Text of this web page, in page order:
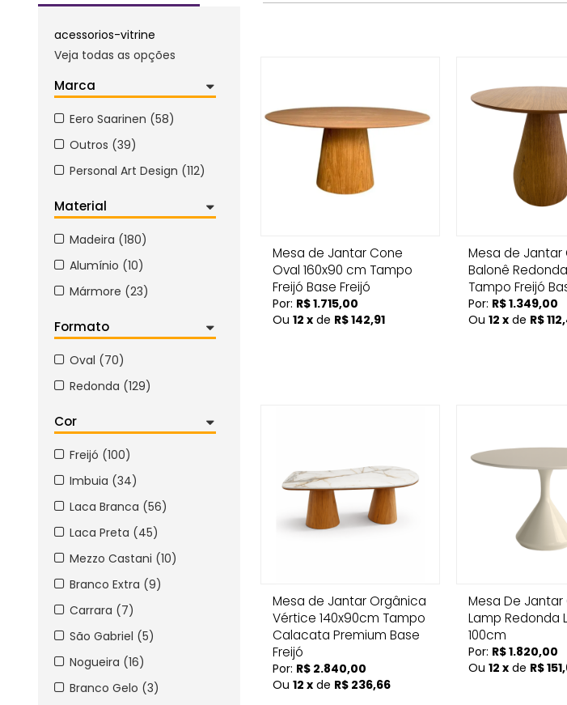
acessorios-vitrine
Veja todas as opções
Marca
Eero Saarinen (58)
Outros (39)
Personal Art Design (112)
Material
Madeira (180)
Alumínio (10)
Mármore (23)
Formato
Oval (70)
Redonda (129)
Cor
Freijó (100)
Imbuia (34)
Laca Branca (56)
Laca Preta (45)
Mezzo Castani (10)
Branco Extra (9)
Carrara (7)
São Gabriel (5)
Nogueira (16)
Branco Gelo (3)
Mesa de Jantar Cone
Oval 160x90 cm Tampo
Freijó Base Freijó
Por: R$ 1.715,00
Ou 12 x de R$ 142,91
Mesa de Jantar
Balonê
Tampo Freijó
Por: R$ 1.349,00
Ou 12 x de R$
Mesa de Jantar Orgânica
Vértice 140x90cm Tampo
Calacata Premium Base
Freijó
Por: R$ 2.840,00
Ou 12 x de R$ 236,66
Mesa De Jantar
Lamp Redonda
100cm
Por: R$ 1.820,00
Ou 12 x de R$